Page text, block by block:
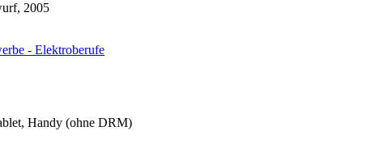
2005
- Elektroberufe
Handy (ohne DRM)